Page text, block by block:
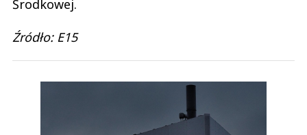
Środkowej.
Źródło: E15